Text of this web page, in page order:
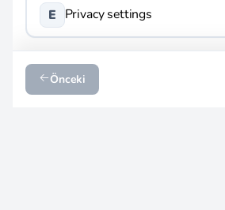
E Privacy settings
Önceki